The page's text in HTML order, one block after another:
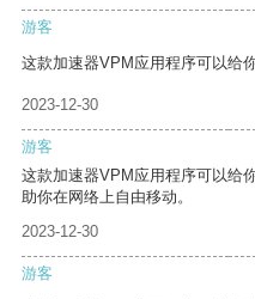
游客
这款加速器VPM应用程序可以给
2023-12-30
游客
这款加速器VPM应用程序可以给
助你在网络上自由移动。
2023-12-30
游客